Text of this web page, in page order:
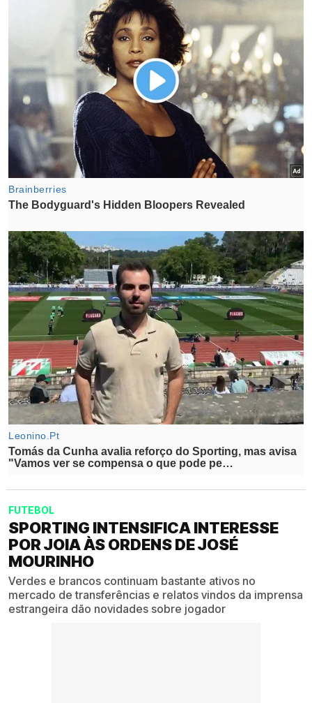
FUTEBOL
SPORTING INTENSIFICA INTERESSE
POR JOIA ÀS ORDENS DE JOSÉ
MOURINHO
Verdes e brancos continuam bastante ativos no
mercado de transferências e relatos vindos da imprensa
estrangeira dão novidades sobre jogador